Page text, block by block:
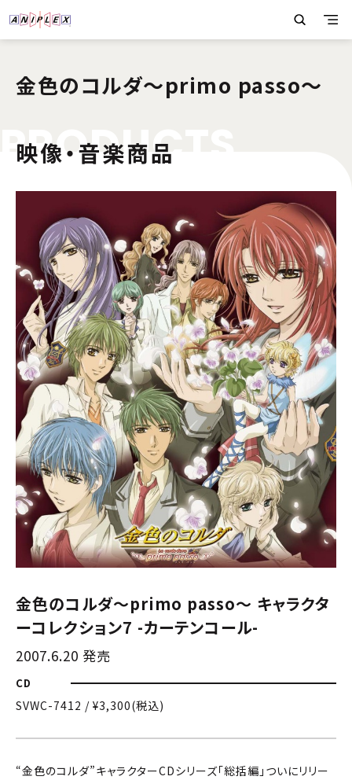
金色のコルダ〜primo passo〜
PRODUC
映像・音楽商品
金色のコルダ〜primo passo〜 キャラクタ
ーコレクション7 -カーテンコール-
2007.6.20 発売
CD
SVWC-7412 / ¥3,300(税込)
“金色のコルダ”キャラクターCDシリーズ「総括編」ついにリリー